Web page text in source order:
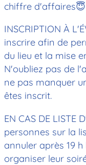
chiffre d'affaires😇
INSCRIPTION À
inscrire afin de
du lieu et la mise
N'oubliez pas de
ne pas manquer
êtes inscrit.
EN CAS DE LISTE
personnes sur la
annuler après 19
organiser leur